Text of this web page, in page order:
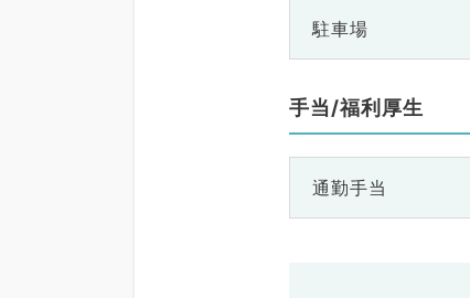
駐車場
手当/福利厚生
通勤手当